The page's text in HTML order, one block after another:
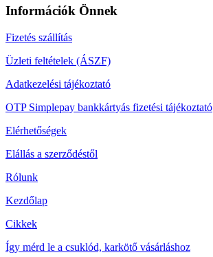
Információk Önnek
Fizetés szállítás
Üzleti feltételek (ÁSZF)
Adatkezelési tájékoztató
OTP Simplepay bankkártyás fizetési tájékoztató
Elérhetőségek
Elállás a szerződéstől
Rólunk
Kezdőlap
Cikkek
Így mérd le a csuklód, karkötő vásárláshoz